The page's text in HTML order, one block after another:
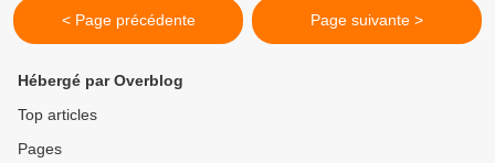
< Page précédente Page suivante >
Hébergé par Overblog
Top articles
Pages